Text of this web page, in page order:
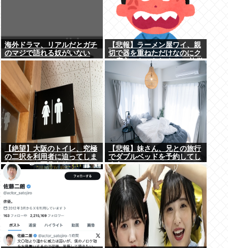
海外ドラマ、リアルだとガチ
のマジで語れる奴がいない
www
【悲報】ラーメン屋ワイ、親
切で器を重ねただけなのにク
ソ店主にキレられる ←…礼儀
正しいワイが悪いか？
【絶望】大阪のトイレ、究極
の二択を利用者に迫ってしま
うwww (※画像あり)
【悲報】妹さん、兄との旅行
でダブルベッドを予約してし
まう⇒www